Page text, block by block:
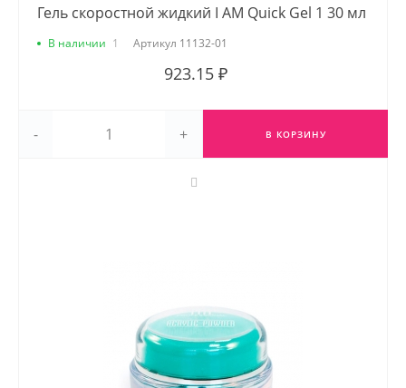
Гель скоростной жидкий I AM Quick Gel 1 30 мл
В наличии 1 Артикул 11132-01
923.15 ₽
- + В КОРЗИНУ